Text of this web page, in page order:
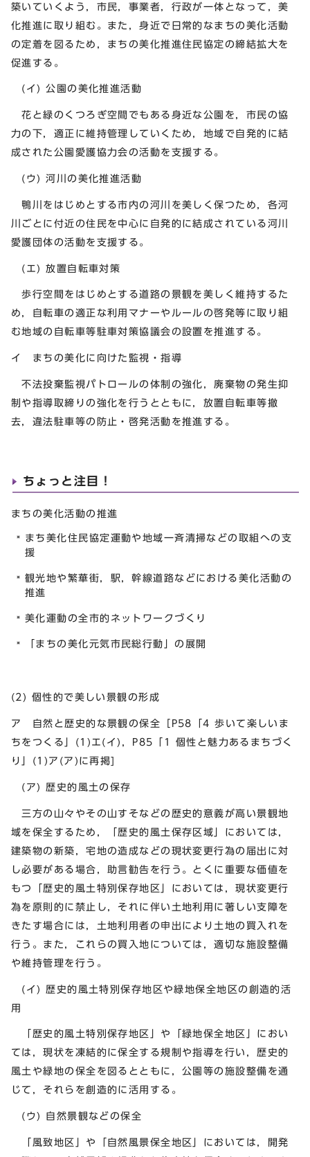
築いていくよう，市民，事業者，行政が一体となって，美
化推進に取り組む。また，身近で日常的なまちの美化活動
の定着を図るため，まちの美化推進住民協定の締結拡大を
促進する。
(イ) 公園の美化推進活動
花と緑のくつろぎ空間でもある身近な公園を，市民の協
力の下，適正に維持管理していくため，地域で自発的に結
成された公園愛護協力会の活動を支援する。
(ウ) 河川の美化推進活動
鴨川をはじめとする市内の河川を美しく保つため，各河
川ごとに付近の住民を中心に自発的に結成されている河川
愛護団体の活動を支援する。
(エ) 放置自転車対策
歩行空間をはじめとする道路の景観を美しく維持するた
め，自転車の適正な利用マナーやルールの啓発等に取り組
む地域の自転車等駐車対策協議会の設置を推進する。
イ まちの美化に向けた監視・指導
不法投棄監視パトロールの体制の強化，廃棄物の発生抑
制や指導取締りの強化を行うとともに，放置自転車等撤
去，違法駐車等の防止・啓発活動を推進する。
ちょっと注目！
まちの美化活動の推進
まち美化住民協定運動や地域一斉清掃などの取組への支
援
観光地や繁華街，駅，幹線道路などにおける美化活動の
推進
美化運動の全市的ネットワークづくり
「まちの美化元気市民総行動」の展開
(2) 個性的で美しい景観の形成
ア 自然と歴史的な景観の保全［P58「4 歩いて楽しいま
ちをつくる」(1)エ(イ)，P85「1 個性と魅力あるまちづく
り」(1)ア(ア)に再掲]
(ア) 歴史的風土の保存
三方の山々やその山すそなどの歴史的意義が高い景観地
域を保全するため，「歴史的風土保存区域」においては，
建築物の新築，宅地の造成などの現状変更行為の届出に対
し必要がある場合，助言勧告を行う。とくに重要な価値を
もつ「歴史的風土特別保存地区」においては，現状変更行
為を原則的に禁止し，それに伴い土地利用に著しい支障を
きたす場合には，土地利用者の申出により土地の買入れを
行う。また，これらの買入地については，適切な施設整備
や維持管理を行う。
(イ) 歴史的風土特別保存地区や緑地保全地区の創造的活
用
「歴史的風土特別保存地区」や「緑地保全地区」におい
ては，現状を凍結的に保全する規制や指導を行い，歴史的
風土や緑地の保全を図るとともに，公園等の施設整備を通
じて，それらを創造的に活用する。
(ウ) 自然景観などの保全
「風致地区」や「自然風景保全地区」においては，開発